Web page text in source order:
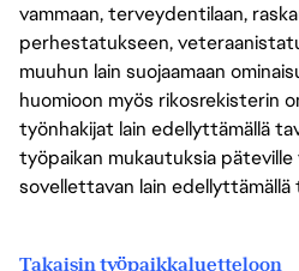
vammaan, terveydentilaan,
perhestatukseen,
muuhun lain suojaamaan
huomioon myös rikosrekisterin
työnhakijat lain edellyttämällä
työpaikan mukautuksia päteville
sovellettavan lain edellyttämällä
Takaisin työpaikkaluetteloon